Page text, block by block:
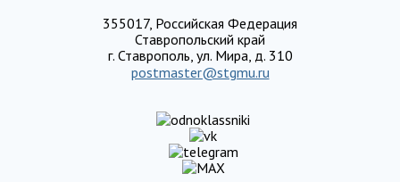
355017, Российская Федерация
Ставропольский край
г. Ставрополь, ул. Мира, д. 310
postmaster@stgmu.ru